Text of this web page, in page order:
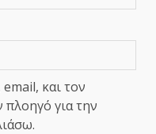
και τον
για την